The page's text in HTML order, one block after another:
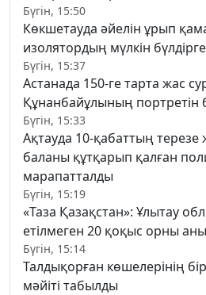
Бүгін, 15:50
Көкшетауда әйелін ұрып
изолятордың мүлкін
Бүгін, 15:37
Астанада 150-ге тарта жас
Құнанбайұлының портретін
Бүгін, 15:33
Ақтауда 10-қабаттың терезе
баланы құтқарып қалған
марапатталды
Бүгін, 15:19
«Таза Қазақстан»: Ұлытау
етілмеген 20 қоқыс орны
Бүгін, 15:14
Талдықорған көшелерінің
мәйіті табылды